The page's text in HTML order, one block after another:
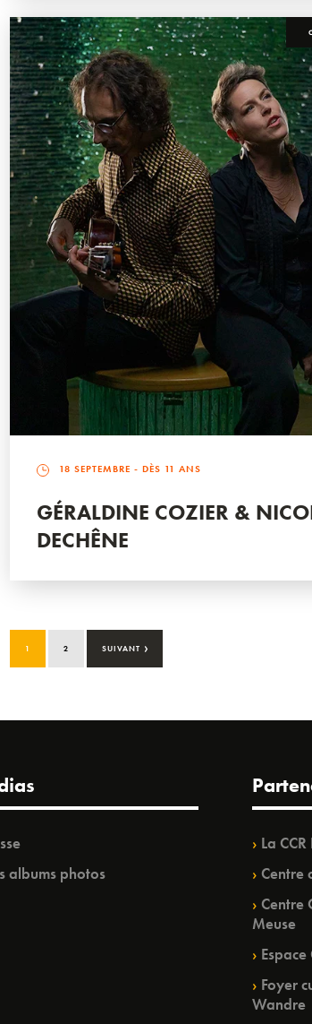
18 SEPTEMBRE - DÈS 11 ANS
GÉRALDINE COZIER &
DECHÊNE
1 2 SUIVANT ›
albums photos
La
Centre
Centre
Meuse
Foyer
Wandre